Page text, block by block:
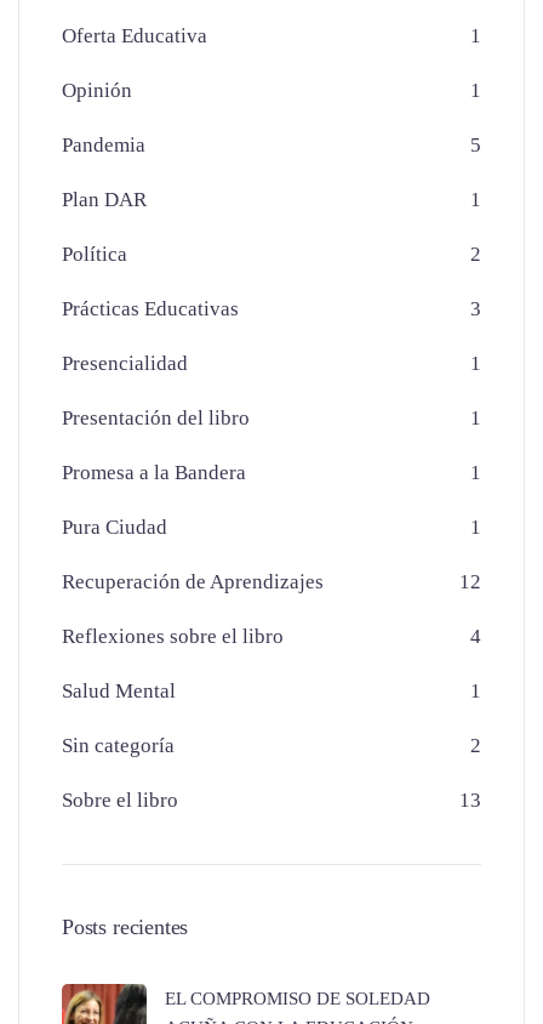
Oferta Educativa 1
Opinión 1
Pandemia 5
Plan DAR 1
Política 2
Prácticas Educativas 3
Presencialidad 1
Presentación del libro 1
Promesa a la Bandera 1
Pura Ciudad 1
Recuperación de Aprendizajes 12
Reflexiones sobre el libro 4
Salud Mental 1
Sin categoría 2
Sobre el libro 13
Posts recientes
EL COMPROMISO DE SOLEDAD